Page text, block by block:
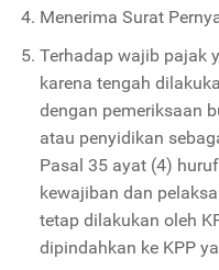
Menerima Surat
Terhadap wajib pajak
karena tengah
dengan pemeriksaan
atau penyidikan
Pasal 35 ayat (4)
kewajiban dan
tetap dilakukan oleh
dipindahkan ke KPP